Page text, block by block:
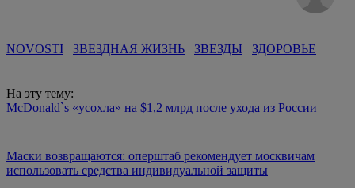
NOVOSTI ЗВЕЗДНАЯ ЖИЗНЬ ЗВЕЗДЫ ЗДОРОВЬЕ
На эту тему:
McDonald`s «усохла» на $1,2 млрд после ухода из России
Маски возвращаются: оперштаб рекомендует москвичам
использовать средства индивидуальной защиты